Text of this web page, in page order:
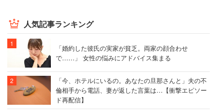
人気記事ランキング
「婚約した彼氏の実家が貧乏。両家の顔合わせ
で……」 女性の悩みにアドバイス集まる
「今、ホテルにいるの。あなたの旦那さんと」夫の不
倫相手から電話、妻が返した言葉は…【衝撃エピソー
ド再配信】